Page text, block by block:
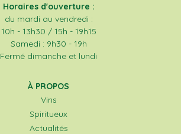
Horaires d'ouverture :
du mardi au vendredi :
10h - 13h30 / 15h - 19h15
Samedi : 9h30 - 19h
Fermé dimanche et lundi
À PROPOS
Vins
Spiritueux
Actualités